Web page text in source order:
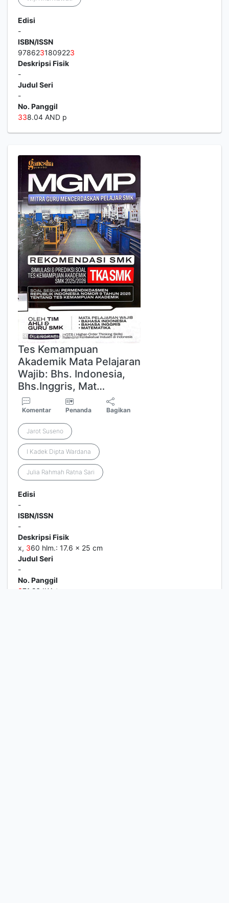
Edisi
-
ISBN/ISSN
9786231809223
Deskripsi Fisik
-
Judul Seri
-
No. Panggil
338.04 AND p
Tes Kemampuan
Akademik Mata Pelajaran
Wajib: Bhs. Indonesia,
Bhs.Inggris, Mat…
Komentar Penanda Bagikan
Jarot Suseno
I Kadek Dipta Wardana
Julia Rahmah Ratna Sari
Edisi
-
ISBN/ISSN
-
Deskripsi Fisik
x, 360 hlm.: 17.6 x 25 cm
Judul Seri
-
No. Panggil
371.26 IKA t